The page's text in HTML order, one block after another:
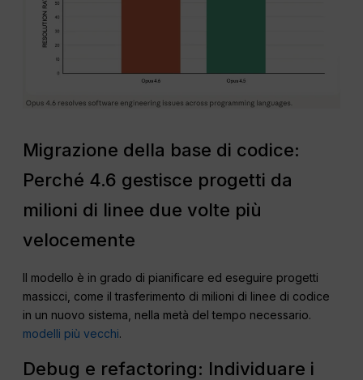
Migrazione della base di codice:
Perché 4.6 gestisce progetti da
milioni di linee due volte più
velocemente
Il modello è in grado di pianificare ed eseguire progetti
massicci, come il trasferimento di milioni di linee di codice
in un nuovo sistema, nella metà del tempo necessario.
modelli più vecchi.
Debug e refactoring: Individuare i